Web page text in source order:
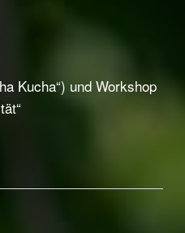
Kucha“) und Workshop